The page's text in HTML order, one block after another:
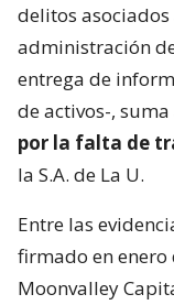
delitos
administración
entrega de
de activos-,
por la falta de
la S.A. de La U.
Entre las
firmado en enero
Moonvalley